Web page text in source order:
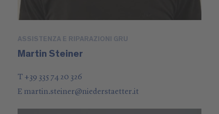
ASSISTENZA E RIPARAZIONI GRU
Martin Steiner
T +39 335 74 20 326
E martin.steiner@niederstaetter.it